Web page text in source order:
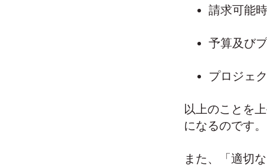
請求可能
予算及び
プロジェ
以上のことを
になるのです。
また、「適切